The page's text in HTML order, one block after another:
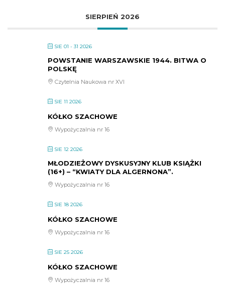
SIERPIEŃ 2026
SIE 01 - 31 2026
POWSTANIE WARSZAWSKIE 1944. BITWA O
POLSKĘ
Czytelnia Naukowa nr XVI
SIE 11 2026
KÓŁKO SZACHOWE
Wypożyczalnia nr 16
SIE 12 2026
MŁODZIEŻOWY DYSKUSYJNY KLUB KSIĄŻKI
(16+) – “KWIATY DLA ALGERNONA”.
Wypożyczalnia nr 16
SIE 18 2026
KÓŁKO SZACHOWE
Wypożyczalnia nr 16
SIE 25 2026
KÓŁKO SZACHOWE
Wypożyczalnia nr 16